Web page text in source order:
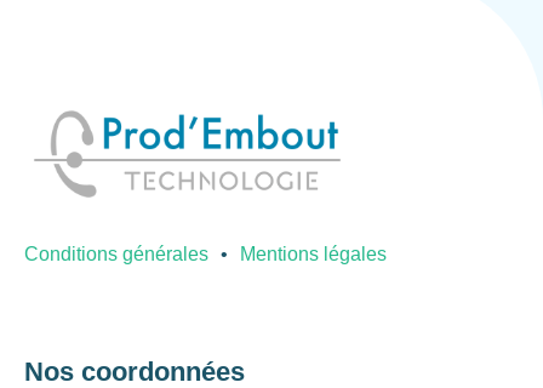
Conditions générales Mentions légales
Nos coordonnées